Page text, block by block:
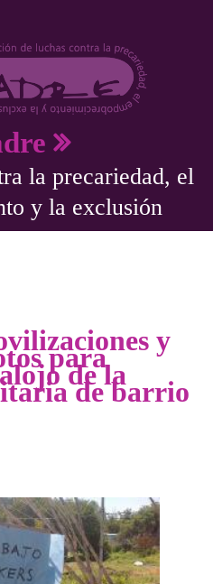
la precariedad, el
y la exclusión
aquí
y
para
de la
de barrio